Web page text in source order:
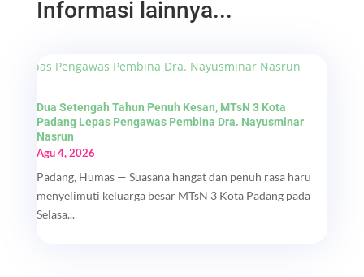
Informasi lainnya...
Dua Setengah Tahun Penuh Kesan, MTsN 3 Kota
Padang Lepas Pengawas Pembina Dra. Nayusminar
Nasrun
Agu 4, 2026
Padang, Humas — Suasana hangat dan penuh rasa haru
menyelimuti keluarga besar MTsN 3 Kota Padang pada
Selasa...